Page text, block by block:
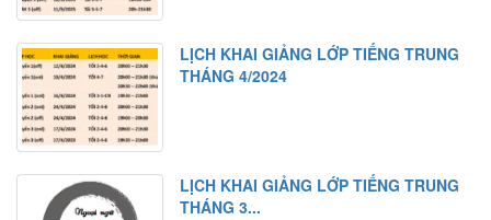
LỊCH KHAI GIẢNG LỚP TIẾNG TRUNG
THÁNG 4/2024
LỊCH KHAI GIẢNG LỚP TIẾNG TRUNG
THÁNG 3...